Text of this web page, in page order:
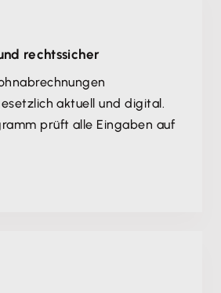
rechtssicher
aktuell und digital.
prüft alle Eingaben auf